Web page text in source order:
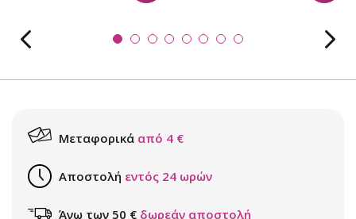
Μεταφορικά από 4 €
Αποστολή εντός 24 ωρών
Άνω των 50 € δωρεάν αποστολή